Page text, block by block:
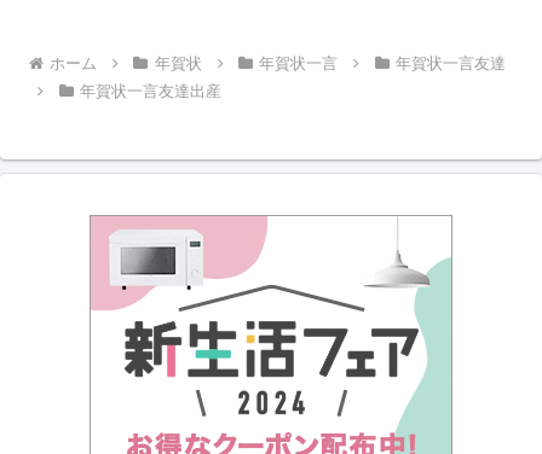
ホーム 年賀状 年賀状一言
年賀状一言友達
年賀状一言友達出産